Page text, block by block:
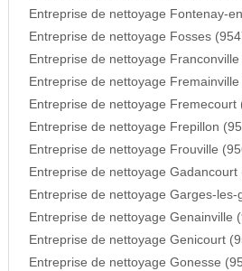
Entreprise de nettoyage Fontenay-
Entreprise de nettoyage Fosses
Entreprise de nettoyage
Entreprise de nettoyage
Entreprise de nettoyage Fremecourt
Entreprise de nettoyage Frepillon
Entreprise de nettoyage Frouville
Entreprise de nettoyage Gadancourt
Entreprise de nettoyage Garges-les-
Entreprise de nettoyage Genainville
Entreprise de nettoyage Genicourt
Entreprise de nettoyage Gonesse